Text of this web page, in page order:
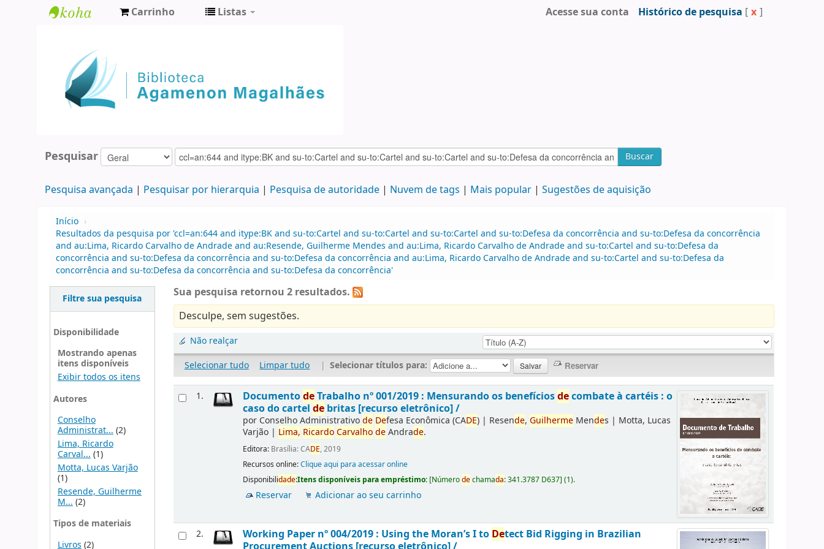
Agamenon
Magalhães
Carrinho Listas Acesse sua conta Histórico de pesquisa [ x ]
Pesquisar Buscar
Pesquisa avançada Pesquisar por hierarquia Pesquisa de autoridade Nuvem de tags Mais popular Sugestões de aquisição
Início ›
Resultados da pesquisa por 'ccl=an:644 and itype:BK and su-to:Cartel and su-to:Cartel and su-to:Cartel and su-to:Defesa da concorrência and su-to:Defesa da concorrência
and au:Lima, Ricardo Carvalho de Andrade and au:Resende, Guilherme Mendes and au:Lima, Ricardo Carvalho de Andrade and su-to:Cartel and su-to:Defesa da
concorrência and su-to:Defesa da concorrência and su-to:Defesa da concorrência and au:Lima, Ricardo Carvalho de Andrade and su-to:Cartel and su-to:Defesa da
concorrência and su-to:Defesa da concorrência and su-to:Defesa da concorrência'
Filtre sua pesquisa
Disponibilidade
Mostrando apenas
itens disponíveis
Exibir todos os itens
Autores
Conselho
Administrat...(2)
Lima, Ricardo
Carval... (1)
Motta, Lucas Varjão
(1)
Resende, Guilherme
M... (2)
Tipos de materiais
Livros (2)
Sua pesquisa retornou 2 resultados.
Desculpe, sem sugestões.
Não realçar
Selecionar tudo
Limpar tudo | Selecionar títulos para:
1. DocumentodeTrabalho nº 001/2019 : Mensurando os benefíciosdecombate à cartéis : o
caso do cartelde britas [recurso eletrônico] /
por Conselho Administrativode Defesa Econômica (CADE) | Resende,Guilherme Mendes | Motta, Lucas
Varjão | Lima, RicardoCarvalhodeAndrade.
Editora: Brasília: CADE, 2019
Recursos online:Clique aqui para acessar online
Disponibilidade:Itens disponíveis para empréstimo: [Númerodechamada:341.3787 D637](1).
Reservar Adicionar ao seu carrinho
2. Working Paper nº 004/2019 : Using the Moran’s I to Detect Bid Rigging in Brazilian